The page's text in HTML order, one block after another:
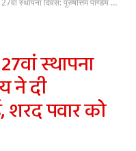
पाण्डेय ने दी कार्यकर्ताओं को बधाई, शरद पवार को किया नमन*
स्थापना
ने दी
शरद पवार को